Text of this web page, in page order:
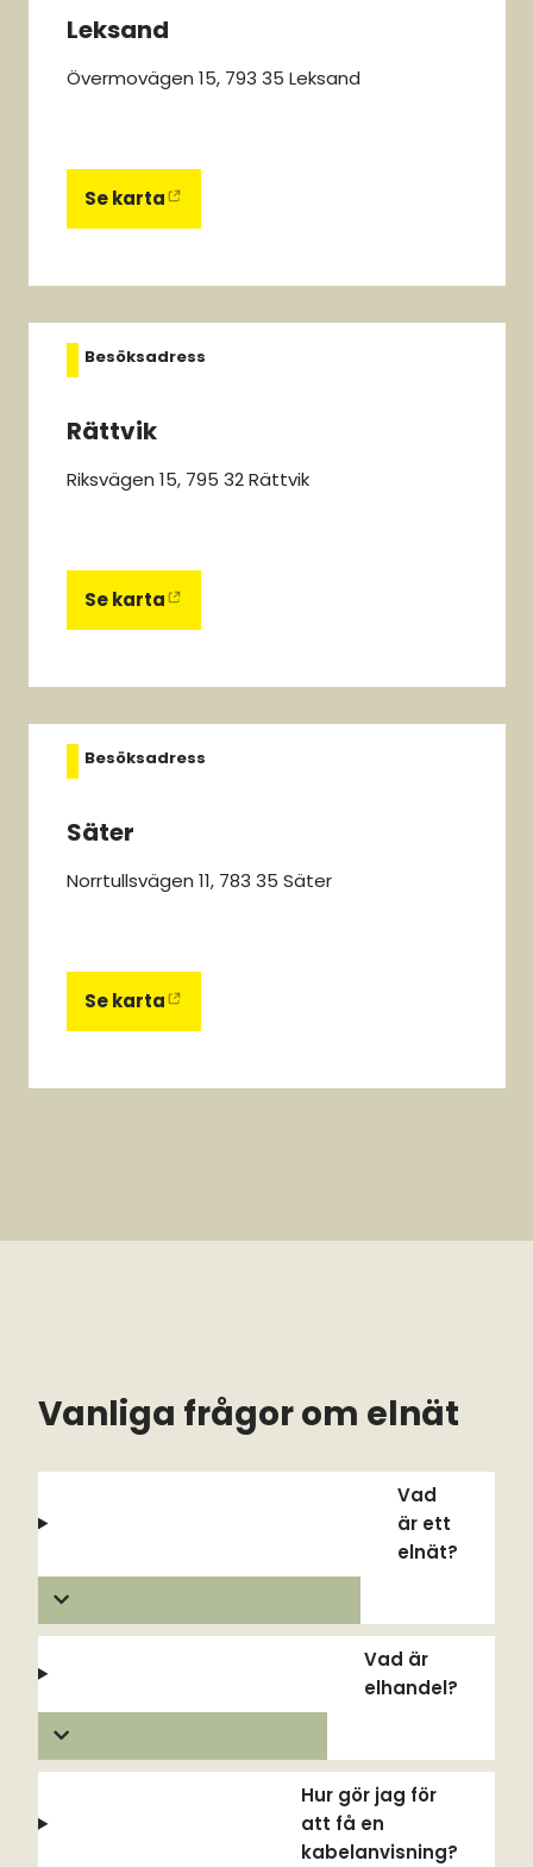
Leksand
Övermovägen 15, 793 35 Leksand
Se karta
Besöksadress
Rättvik
Riksvägen 15, 795 32 Rättvik
Se karta
Besöksadress
Säter
Norrtullsvägen 11, 783 35 Säter
Se karta
Vanliga frågor om elnät
Vad
är ett
elnät?
Vad är
elhandel?
Hur gör jag för
att få en
kabelanvisning?